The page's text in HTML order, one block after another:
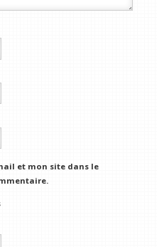
et mon site dans le